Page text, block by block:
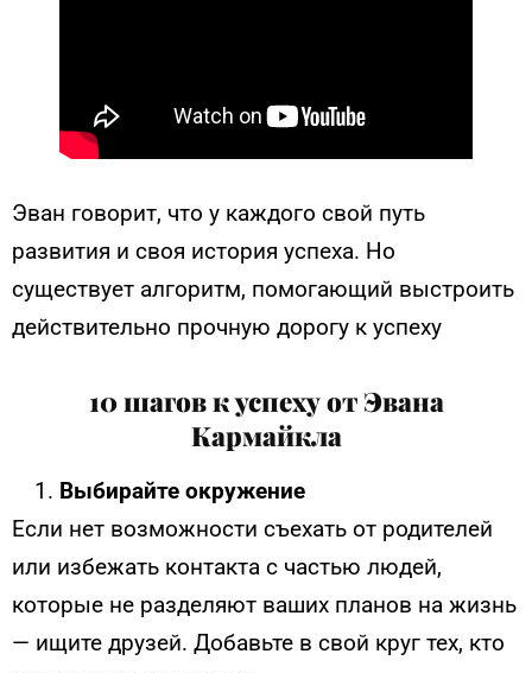
Эван говорит, что у каждого свой путь
развития и своя история успеха. Но
существует алгоритм, помогающий выстроить
действительно прочную дорогу к успеху
10 шагов к успеху от Эвана
Кармайкла
Выбирайте окружение
Если нет возможности съехать от родителей
или избежать контакта с частью людей,
которые не разделяют ваших планов на жизнь
— ищите друзей. Добавьте в свой круг тех, кто